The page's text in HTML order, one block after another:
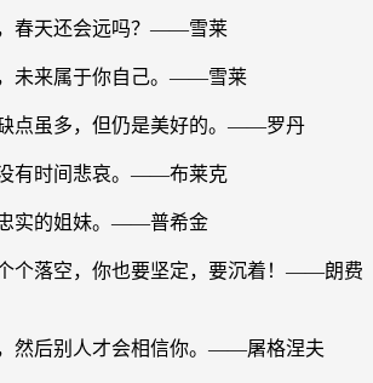
春天还会远吗？――雪莱
未来属于你自己。――雪莱
点虽多，但仍是美好的。――罗丹
有时间悲哀。――布莱克
实的姐妹。――普希金
个落空，你也要坚定，要沉着！――朗费
然后别人才会相信你。――屠格涅夫